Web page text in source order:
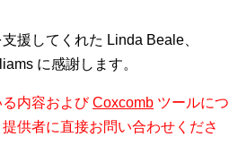
援してくれた Linda Beale、
に感謝します。
内容およびCoxcomb ツールにつ
供者に直接お問い合わせくださ